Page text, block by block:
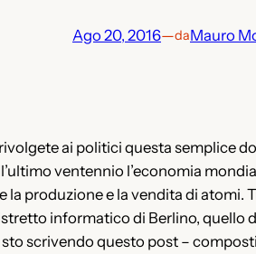
Ago 20, 2016—daMauro
ai politici questa semplice
ventennio l’economia
la produzione e la vendita di
informatico di Berlino, quello
scrivendo questo post –